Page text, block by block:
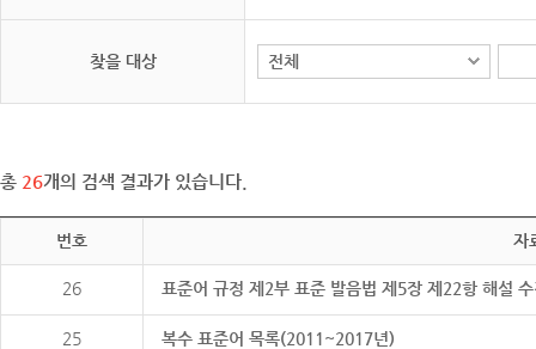
찾을 대상
총 26개의 검색 결과가 있습니다.
번호 자
26 표준어 규정 제2부 표준 발음법 제5장 제22항 해설
25 복수 표준어 목록(2011~2017년)